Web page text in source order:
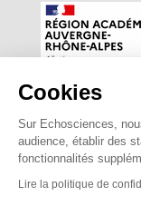
Cookies
Sur Echosciences,
audience, établir des
fonctionnalités
Lire la politique de
Echosciences
de sciences et de
astu'sciences.